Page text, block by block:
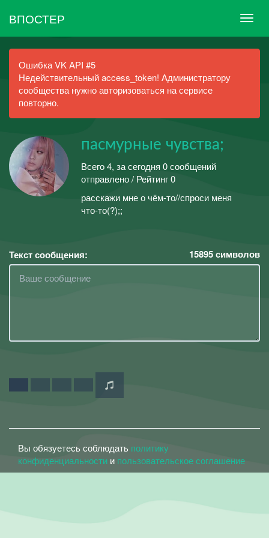
ВПОСТЕР
Ошибка VK API #5
Недействительный access_token! Администратору
сообщества нужно авторизоваться на сервисе
повторно.
пасмурные чувства;
Всего 4, за сегодня 0 сообщений
отправлено / Рейтинг 0
расскажи мне о чём-то//спроси меня
что-то(?);;
Текст сообщения: 15895символов
Вы обязуетесь соблюдать политику
конфиденциальности и пользовательское соглашение